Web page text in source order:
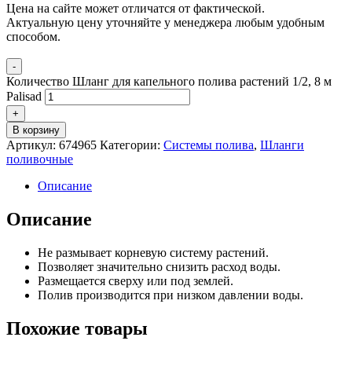
Цена на сайте может отличатся от фактической.
Актуальную цену уточняйте у менеджера любым удобным
способом.
-
Количество Шланг для капельного полива растений 1/2, 8 м
Palisad
+
В корзину
Артикул: 674965 Категории: Системы полива, Шланги
поливочные
Описание
Описание
Не размывает корневую систему растений.
Позволяет значительно снизить расход воды.
Размещается сверху или под землей.
Полив производится при низком давлении воды.
Похожие товары